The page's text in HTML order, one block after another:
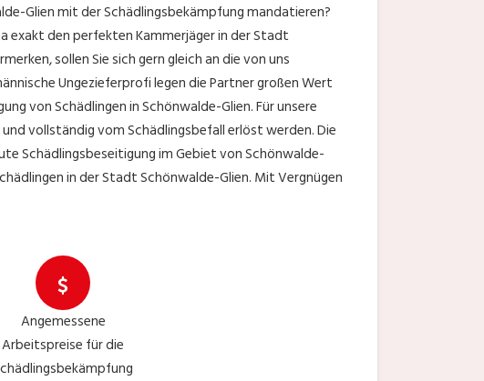
Glien mit der Schädlingsbekämpfung mandatieren?
exakt den perfekten Kammerjäger in der Stadt
sollen Sie sich gern gleich an die von uns
Ungezieferprofi legen die Partner großen Wert
von Schädlingen in Schönwalde-Glien. Für unsere
vollständig vom Schädlingsbefall erlöst werden. Die
Schädlingsbeseitigung im Gebiet von Schönwalde-
in der Stadt Schönwalde-Glien. Mit Vergnügen
Angemessene
Arbeitspreise für die